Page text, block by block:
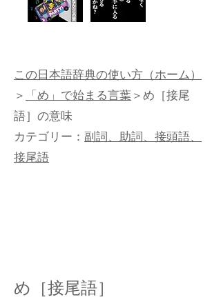
この日本語辞典の使い方（ホーム）
＞「め」で始まる言葉＞め［接尾
語］の意味
カテゴリー： 副詞、助詞、接頭語、
接尾語
め［接尾語］